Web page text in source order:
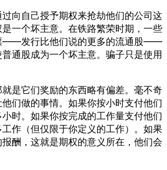
向自己授予期权来抢劫他们的公司这
一个坏主意。在铁路繁荣时期，一些
——发行比他们说的更多的流通股——
通股成为一个坏主意。骗子只是使用
是它们奖励的东西略有偏差。毫不奇
们做的事情。如果你按小时支付他们
时。如果你按完成的工作量支付他们
作（但仅限于你定义的工作）。如果
酬，这就是期权的意义所在，他们会